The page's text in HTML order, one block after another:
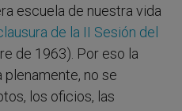
escuela de nuestra vida
de la II Sesión del
de 1963). Por eso la
plenamente, no se
los oficios, las